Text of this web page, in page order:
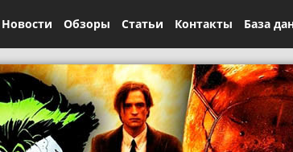
Новости Обзоры Статьи Контакты База